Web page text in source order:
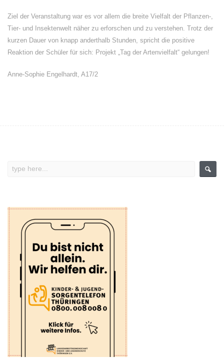
Ziel der Veranstaltung war es vor allem die breite Vielfalt der Pflanzen-,
Tier- und Insektenwelt näher zu erforschen und zu verstehen. Trotz der
kurzen Dauer von knapp anderthalb Stunden, spricht die positive
Reaktion der Schüler für sich: Projekt „Tag der Artenvielfalt“ gelungen!
Anne-Sophie Engelhardt, A17/2